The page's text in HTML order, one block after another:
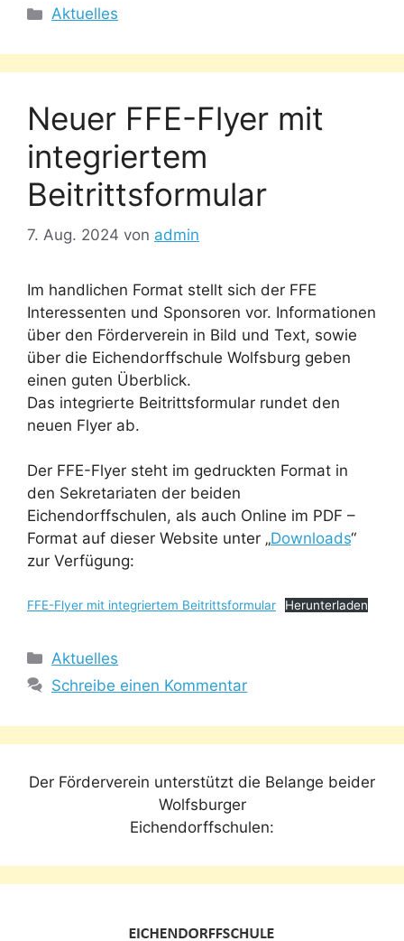
Kategorien
Aktuelles
Neuer FFE-Flyer mit
integriertem
Beitrittsformular
7. Aug. 2024 von admin
Im handlichen Format stellt sich der FFE
Interessenten und Sponsoren vor. Informationen
über den Förderverein in Bild und Text, sowie
über die Eichendorffschule Wolfsburg geben
einen guten Überblick.
Das integrierte Beitrittsformular rundet den
neuen Flyer ab.
Der FFE-Flyer steht im gedruckten Format in
den Sekretariaten der beiden
Eichendorffschulen, als auch Online im PDF –
Format auf dieser Website unter „Downloads“
zur Verfügung:
FFE-Flyer mit integriertem Beitrittsformular Herunterladen
Kategorien
Aktuelles
Schreibe einen Kommentar
Der Förderverein unterstützt die Belange beider
Wolfsburger
Eichendorffschulen: